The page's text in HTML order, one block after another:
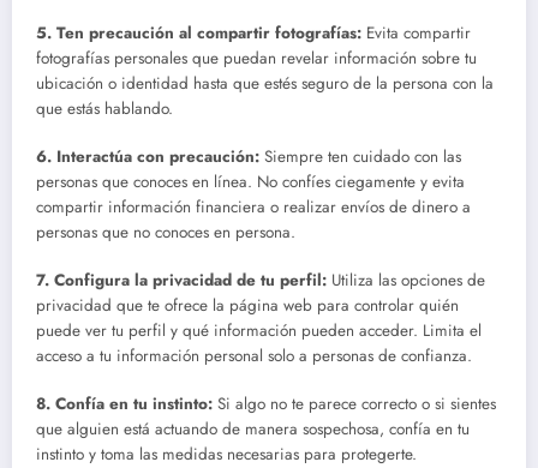
5. Ten precaución al compartir fotografías: Evita compartir
fotografías personales que puedan revelar información sobre tu
ubicación o identidad hasta que estés seguro de la persona con la
que estás hablando.
6. Interactúa con precaución: Siempre ten cuidado con las
personas que conoces en línea. No confíes ciegamente y evita
compartir información financiera o realizar envíos de dinero a
personas que no conoces en persona.
7. Configura la privacidad de tu perfil: Utiliza las opciones de
privacidad que te ofrece la página web para controlar quién
puede ver tu perfil y qué información pueden acceder. Limita el
acceso a tu información personal solo a personas de confianza.
8. Confía en tu instinto: Si algo no te parece correcto o si sientes
que alguien está actuando de manera sospechosa, confía en tu
instinto y toma las medidas necesarias para protegerte.